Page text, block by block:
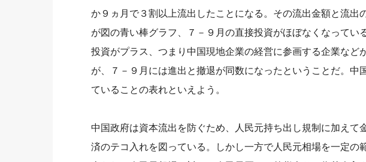
か９ヵ月で３割以上流出したことになる。その流出金額と流出
が図の青い棒グラフ、７－９月の直接投資がほぼなくなってい
投資がプラス、つまり中国現地企業の経営に参画する企業など
が、７－９月には進出と撤退が同数になったということだ。中
ていることの表れといえよう。
中国政府は資本流出を防ぐため、人民元持ち出し規制に加えて
済のテコ入れを図っている。しかし一方で人民元相場を一定の